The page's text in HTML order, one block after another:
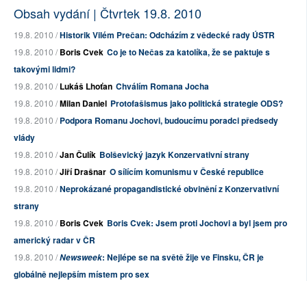
Obsah vydání | Čtvrtek 19.8. 2010
19.8. 2010 /Historik Vilém Prečan: Odcházím z vědecké rady ÚSTR
19.8. 2010 /Boris Cvek Co je to Nečas za katolíka, že se paktuje s
takovými lidmi?
19.8. 2010 /Lukáš Lhoťan Chválím Romana Jocha
19.8. 2010 /Milan Daniel Protofašismus jako politická strategie ODS?
19.8. 2010 /Podpora Romanu Jochovi, budoucímu poradci předsedy
vlády
19.8. 2010 /Jan Čulík Bolševický jazyk Konzervativní strany
19.8. 2010 /Jiří Drašnar O sílícím komunismu v České republice
19.8. 2010 /Neprokázané propagandistické obvinění z Konzervativní
strany
19.8. 2010 /Boris Cvek Boris Cvek: Jsem proti Jochovi a byl jsem pro
americký radar v ČR
19.8. 2010 /Newsweek: Nejlépe se na světě žije ve Finsku, ČR je
globálně nejlepším místem pro sex